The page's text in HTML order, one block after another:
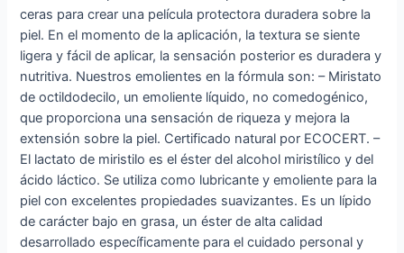
ceras para crear una película protectora duradera sobre la
piel. En el momento de la aplicación, la textura se siente
ligera y fácil de aplicar, la sensación posterior es duradera y
nutritiva. Nuestros emolientes en la fórmula son: – Miristato
de octildodecilo, un emoliente líquido, no comedogénico,
que proporciona una sensación de riqueza y mejora la
extensión sobre la piel. Certificado natural por ECOCERT. –
El lactato de miristilo es el éster del alcohol miristílico y del
ácido láctico. Se utiliza como lubricante y emoliente para la
piel con excelentes propiedades suavizantes. Es un lípido
de carácter bajo en grasa, un éster de alta calidad
desarrollado específicamente para el cuidado personal y